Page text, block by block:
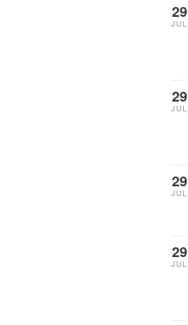
29
JUL
29
JUL
29
JUL
29
JUL